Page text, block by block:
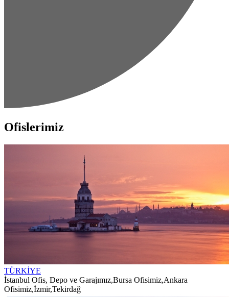
Ofislerimiz
TÜRKİYE
İstanbul Ofis, Depo ve Garajımız,Bursa Ofisimiz,Ankara
Ofisimiz,İzmir,Tekirdağ